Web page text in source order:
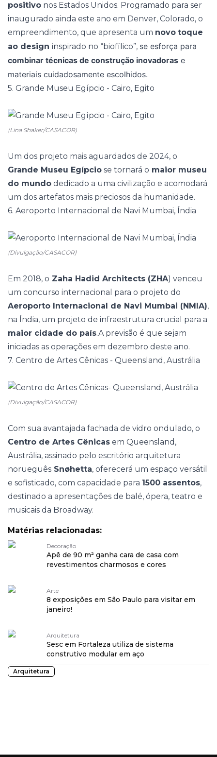
positivo nos Estados Unidos. Programado para ser
inaugurado ainda este ano em Denver, Colorado, o
empreendimento, que apresenta um novo toque
ao design inspirado no “biofílico”, se esforça para
combinar técnicas de construção inovadoras e
materiais cuidadosamente escolhidos.
5. Grande Museu Egípcio - Cairo, Egito
(Lina Shaker/CASACOR)
Um dos projeto mais aguardados de 2024, o
Grande Museu Egípcio se tornará o maior museu
do mundo dedicado a uma civilização e acomodará
um dos artefatos mais preciosos da humanidade.
6. Aeroporto Internacional de Navi Mumbai, Índia
(Divulgação/CASACOR)
Em 2018, o Zaha Hadid Architects (ZHA) venceu
um concurso internacional para o projeto do
Aeroporto Internacional de Navi Mumbai (NMIA),
na Índia, um projeto de infraestrutura crucial para a
maior cidade do país.A previsão é que sejam
iniciadas as operações em dezembro deste ano.
7. Centro de Artes Cênicas - Queensland, Austrália
(Divulgação/CASACOR)
Com sua avantajada fachada de vidro ondulado, o
Centro de Artes Cênicas em Queensland,
Austrália, assinado pelo escritório arquitetura
norueguês Snøhetta, oferecerá um espaço versátil
e sofisticado, com capacidade para 1500 assentos,
destinado a apresentações de balé, ópera, teatro e
musicais da Broadway.
Matérias relacionadas:
Decoração
Apê de 90 m² ganha cara de casa com
revestimentos charmosos e cores
Arte
8 exposições em São Paulo para visitar em
janeiro!
Arquitetura
Sesc em Fortaleza utiliza de sistema
construtivo modular em aço
Arquitetura